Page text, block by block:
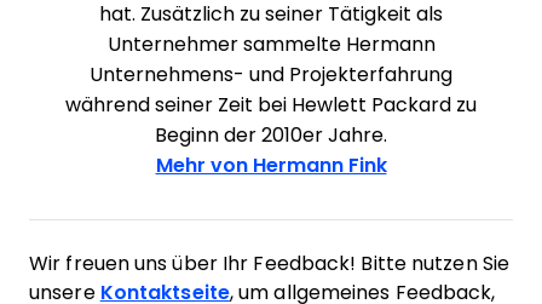
hat. Zusätzlich zu seiner Tätigkeit als
Unternehmer sammelte Hermann
Unternehmens- und Projekterfahrung
während seiner Zeit bei Hewlett Packard zu
Beginn der 2010er Jahre.
Mehr von Hermann Fink
Wir freuen uns über Ihr Feedback! Bitte nutzen Sie
unsere Kontaktseite, um allgemeines Feedback,